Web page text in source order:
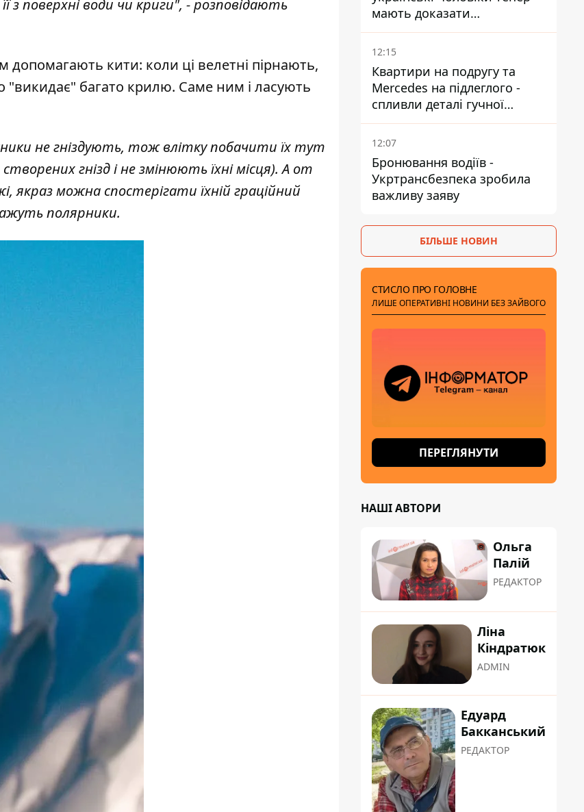
з поверхні води чи криги", - розповідають
допомагають кити: коли ці велетні пірнають,
"викидає" багато крилю. Саме ним і ласують
не гніздують, тож влітку побачити їх тут
гнізд і не змінюють їхні місця). А от
якраз можна спостерігати їхній граційний
полярники.
мають доказати
непридатність до служби,
щоб отримати тимчасовий
12:15
Квартири на подругу та
Mercedes на підлеглого -
спливли деталі гучної
справи НАБУ проти
Стефанішиної
12:07
Бронювання водіїв -
Укртрансбезпека зробила
важливу заяву
БІЛЬШЕ НОВИН
СТИСЛО ПРО ГОЛОВНЕ
ЛИШЕ ОПЕРАТИВНІ НОВИНИ БЕЗ ЗАЙВОГО
ПЕРЕГЛЯНУТИ
НАШІ АВТОРИ
Ольга
Палій
РЕДАКТОР
Ліна
Кіндратюк
ADMIN
Едуард
Бакканський
РЕДАКТОР